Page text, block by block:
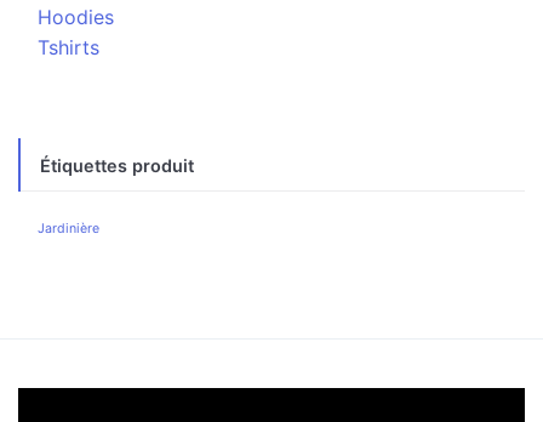
Hoodies
Tshirts
Étiquettes produit
Jardinière